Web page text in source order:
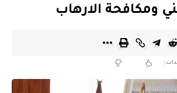
ومكافحة الارهاب